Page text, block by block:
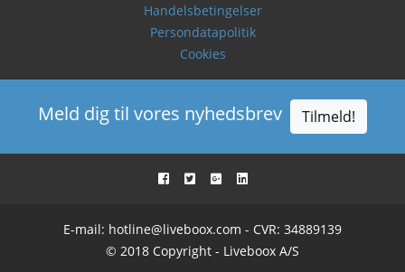
Handelsbetingelser
Persondatapolitik
Cookies
Meld dig til vores nyhedsbrev Tilmeld!
E-mail: hotline@liveboox.com - CVR: 34889139
© 2018 Copyright - Liveboox A/S